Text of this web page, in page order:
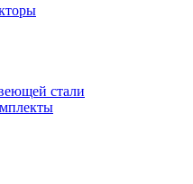
стали